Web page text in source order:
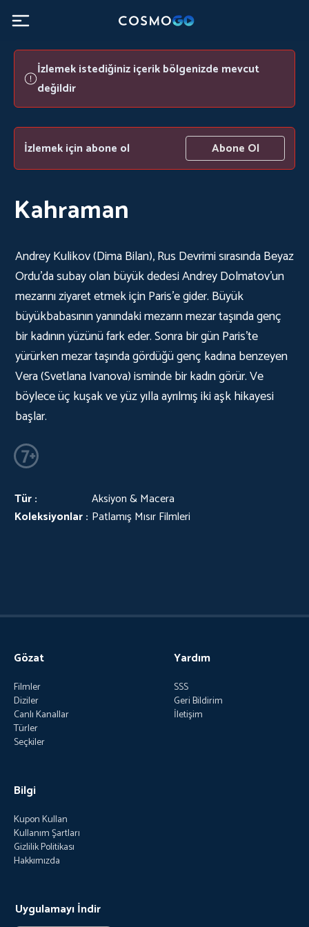
İzlemek istediğiniz içerik bölgenizde mevcut
değildir
İzlemek için abone ol Abone Ol
Kahraman
Andrey Kulikov (Dima Bilan), Rus Devrimi sırasında Beyaz
Ordu'da subay olan büyük dedesi Andrey Dolmatov'un
mezarını ziyaret etmek için Paris'e gider. Büyük
büyükbabasının yanındaki mezarın mezar taşında genç
bir kadının yüzünü fark eder. Sonra bir gün Paris'te
yürürken mezar taşında gördüğü genç kadına benzeyen
Vera (Svetlana Ivanova) isminde bir kadın görür. Ve
böylece üç kuşak ve yüz yılla ayrılmış iki aşk hikayesi
başlar.
Tür :
Aksiyon & Macera
Koleksiyonlar : Patlamış Mısır Filmleri
Gözat
Filmler
Diziler
Canlı Kanallar
Türler
Seçkiler
Yardım
SSS
Geri Bildirim
İletişim
Bilgi
Kupon Kullan
Kullanım Şartları
Gizlilik Politikası
Hakkımızda
Uygulamayı İndir